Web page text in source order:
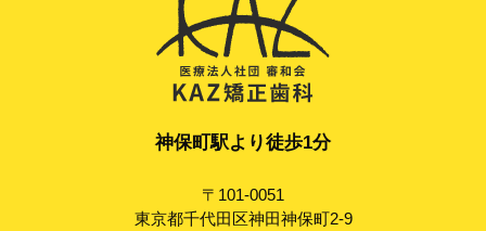
神保町駅より徒歩1分
〒101-0051
東京都千代田区神田神保町2-9